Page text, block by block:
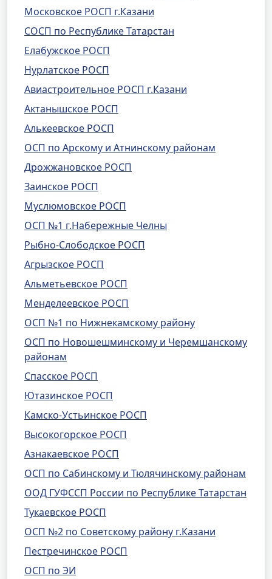
Московское РОСП г.Казани
СОСП по Республике Татарстан
Елабужское РОСП
Нурлатское РОСП
Авиастроительное РОСП г.Казани
Актанышское РОСП
Алькеевское РОСП
ОСП по Арскому и Атнинскому районам
Дрожжановское РОСП
Заинское РОСП
Муслюмовское РОСП
ОСП №1 г.Набережные Челны
Рыбно-Слободское РОСП
Агрызское РОСП
Альметьевское РОСП
Менделеевское РОСП
ОСП №1 по Нижнекамскому району
ОСП по Новошешминскому и Черемшанскому
районам
Спасское РОСП
Ютазинское РОСП
Камско-Устьинское РОСП
Высокогорское РОСП
Азнакаевское РОСП
ОСП по Сабинскому и Тюлячинскому районам
ООД ГУФССП России по Республике Татарстан
Тукаевское РОСП
ОСП №2 по Советскому району г.Казани
Пестречинское РОСП
ОСП по ЭИ